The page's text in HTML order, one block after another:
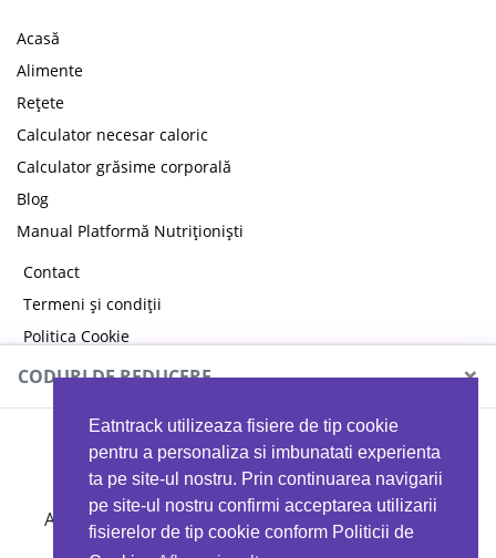
Eatntrack utilizeaza fisiere de tip cookie
pentru a personaliza si imbunatati experienta
ta pe site-ul nostru. Prin continuarea navigarii
pe site-ul nostru confirmi acceptarea utilizarii
fisierelor de tip cookie conform Politicii de
Acasă
Alimente
Rețete
Calculator necesar caloric
Calculator grăsime corporală
Blog
Manual Platformă Nutriționiști
Contact
Termeni și condiții
Politica Cookie
Politica de confidențialitate
CODURI DE REDUCERE ×
MYPROTEIN
Ai 40%reducere la orice comandă folosind codul
EATTRACK